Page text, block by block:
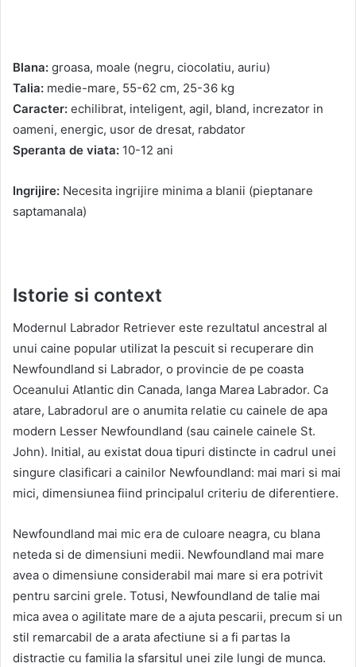
Blana: groasa, moale (negru, ciocolatiu, auriu)
Talia: medie-mare, 55-62 cm, 25-36 kg
Caracter: echilibrat, inteligent, agil, bland, increzator in
oameni, energic, usor de dresat, rabdator
Speranta de viata: 10-12 ani
Ingrijire: Necesita ingrijire minima a blanii (pieptanare
saptamanala)
Istorie si context
Modernul Labrador Retriever este rezultatul ancestral al
unui caine popular utilizat la pescuit si recuperare din
Newfoundland si Labrador, o provincie de pe coasta
Oceanului Atlantic din Canada, langa Marea Labrador. Ca
atare, Labradorul are o anumita relatie cu cainele de apa
modern Lesser Newfoundland (sau cainele cainele St.
John). Initial, au existat doua tipuri distincte in cadrul unei
singure clasificari a cainilor Newfoundland: mai mari si mai
mici, dimensiunea fiind principalul criteriu de diferentiere.
Newfoundland mai mic era de culoare neagra, cu blana
neteda si de dimensiuni medii. Newfoundland mai mare
avea o dimensiune considerabil mai mare si era potrivit
pentru sarcini grele. Totusi, Newfoundland de talie mai
mica avea o agilitate mare de a ajuta pescarii, precum si un
stil remarcabil de a arata afectiune si a fi partas la
distractie cu familia la sfarsitul unei zile lungi de munca.